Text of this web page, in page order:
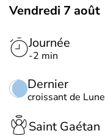
Vendredi 7 août
Journée
-2 min
Dernier
croissant de Lune
Saint Gaétan